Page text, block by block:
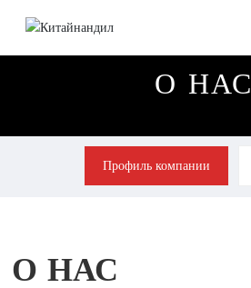
О НАС
Профиль компании
О НАС